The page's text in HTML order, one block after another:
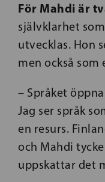
För Mahdi är
självklarhet
utvecklas. Hon
men också
– Språket
Jag ser språk
en resurs.
och Mahdi
uppskattar det